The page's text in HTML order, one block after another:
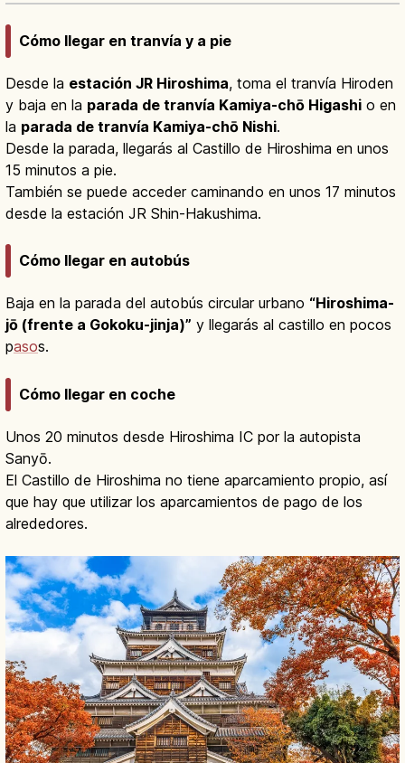
Cómo llegar en tranvía y a pie
Desde la estación JR Hiroshima, toma el tranvía Hiroden
y baja en la parada de tranvía Kamiya-chō Higashi o en
la parada de tranvía Kamiya-chō Nishi.
Desde la parada, llegarás al Castillo de Hiroshima en unos
15 minutos a pie.
También se puede acceder caminando en unos 17 minutos
desde la estación JR Shin-Hakushima.
Cómo llegar en autobús
Baja en la parada del autobús circular urbano “Hiroshima-
jō (frente a Gokoku-jinja)” y llegarás al castillo en pocos
pasos.
Cómo llegar en coche
Unos 20 minutos desde Hiroshima IC por la autopista
Sanyō.
El Castillo de Hiroshima no tiene aparcamiento propio, así
que hay que utilizar los aparcamientos de pago de los
alrededores.